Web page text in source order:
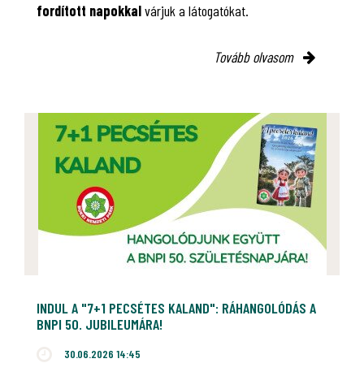
fordított napokkalvárjuk a látogatókat.
Tovább olvasom
INDUL A "7+1 PECSÉTES KALAND": RÁHANGOLÓDÁS A
BNPI 50. JUBILEUMÁRA!
30.06.2026 14:45